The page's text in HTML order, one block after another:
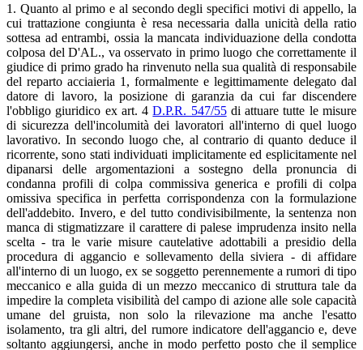
1. Quanto al primo e al secondo degli specifici motivi di appello, la
cui trattazione congiunta è resa necessaria dalla unicità della ratio
sottesa ad entrambi, ossia la mancata individuazione della condotta
colposa del D'AL., va osservato in primo luogo che correttamente il
giudice di primo grado ha rinvenuto nella sua qualità di responsabile
del reparto acciaieria 1, formalmente e legittimamente delegato dal
datore di lavoro, la posizione di garanzia da cui far discendere
l'obbligo giuridico ex art. 4D.P.R. 547/55di attuare tutte le misure
di sicurezza dell'incolumità dei lavoratori all'interno di quel luogo
lavorativo. In secondo luogo che, al contrario di quanto deduce il
ricorrente, sono stati individuati implicitamente ed esplicitamente nel
dipanarsi delle argomentazioni a sostegno della pronuncia di
condanna profili di colpa commissiva generica e profili di colpa
omissiva specifica in perfetta corrispondenza con la formulazione
dell'addebito. Invero, e del tutto condivisibilmente, la sentenza non
manca di stigmatizzare il carattere di palese imprudenza insito nella
scelta - tra le varie misure cautelative adottabili a presidio della
procedura di aggancio e sollevamento della siviera - di affidare
all'interno di un luogo, ex se soggetto perennemente a rumori di tipo
meccanico e alla guida di un mezzo meccanico di struttura tale da
impedire la completa visibilità del campo di azione alle sole capacità
umane del gruista, non solo la rilevazione ma anche l'esatto
isolamento, tra gli altri, del rumore indicatore dell'aggancio e, deve
soltanto aggiungersi, anche in modo perfetto posto che il semplice